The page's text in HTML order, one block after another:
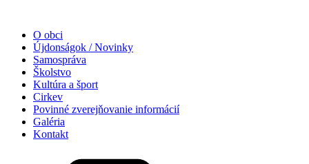
O obci
Újdonságok / Novinky
Samospráva
Školstvo
Kultúra a šport
Cirkev
Povinné zverejňovanie informácií
Galéria
Kontakt